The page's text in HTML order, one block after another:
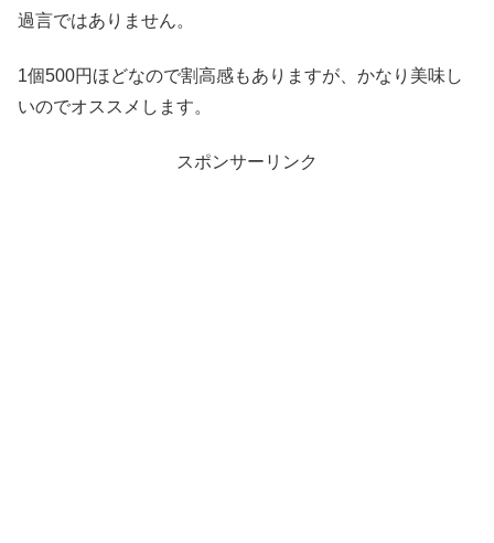
過言ではありません。
1個500円ほどなので割高感もありますが、かなり美味し
いのでオススメします。
スポンサーリンク